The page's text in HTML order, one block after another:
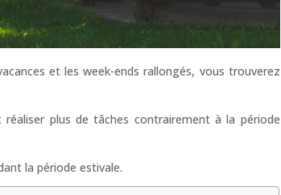
et les week-ends rallongés, vous trouverez
plus de tâches contrairement à la période
la période estivale.